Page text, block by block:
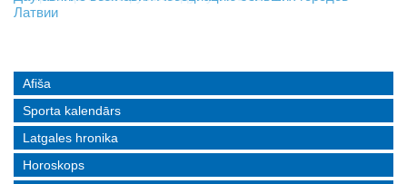
Латвии
реальные истории людей с ограниченными возможностями
Afiša
Sporta kalendārs
Latgales hronika
Horoskops